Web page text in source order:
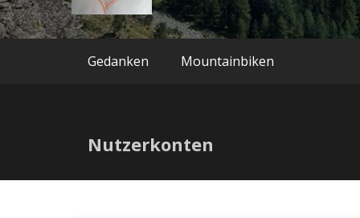
Gedanken Mountainbiken
Nutzerkonten